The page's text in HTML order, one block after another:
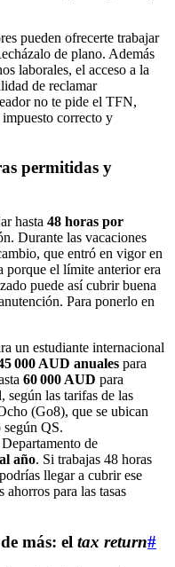
pueden ofrecerte trabajar
de plano. Además
laborales, el acceso a la
de reclamar
no te pide el TFN,
correcto y
permitidas y
hasta 48 horas por
Durante las vacaciones
que entró en vigor en
porque el límite anterior era
puede así cubrir buena
Para ponerlo en
un estudiante internacional
000 AUD anuales para
60 000 AUD para
según las tarifas de las
(Go8), que se ubican
según QS.
de
año. Si trabajas 48 horas
llegar a cubrir ese
para las tasas
más: el tax return#